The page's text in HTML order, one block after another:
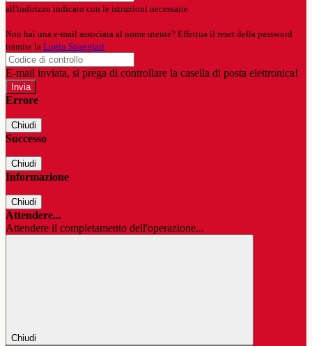
all'indirizzo indicato con le istruzioni necessarie.
Non hai una e-mail associata al nome utente? Effettua il reset della password
tramite la Login Spaggiari
E-mail inviata, si prega di controllare la casella di posta elettronica!
Errore
Chiudi
Successo
Chiudi
Informazione
Chiudi
Attendere...
Attendere il completamento dell'operazione...
Chiudi